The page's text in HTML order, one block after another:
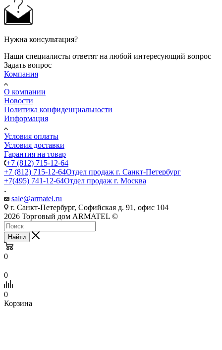
Нужна консультация?
Наши специалисты ответят на любой интересующий вопрос
Задать вопрос
Компания
О компании
Новости
Политика конфиденциальности
Информация
Условия оплаты
Условия доставки
Гарантия на товар
+7 (812) 715-12-64
+7 (812) 715-12-64Отдел продаж г. Санкт-Петербург
+7(495) 741-12-64Отдел продаж г. Москва
sale@armatel.ru
г. Санкт-Петербург, Софийская д. 91, офис 104
2026 Торговый дом ARMATEL ©
Найти
0
0
0
Корзина